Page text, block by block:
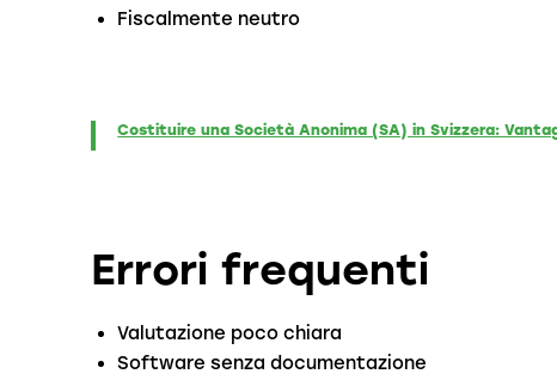
Fiscalmente neutro
Costituire una Società Anonima (SA) in Svizzera:
Errori frequenti
Valutazione poco chiara
Software senza documentazione